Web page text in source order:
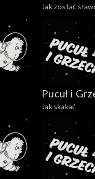
Jak zostać
Pucuł i
Jak skakać